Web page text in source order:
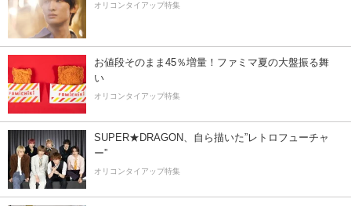
オリコンタイアップ特集
お値段そのまま45％増量！ファミマ夏の大盤振る舞
い
オリコンタイアップ特集
SUPER★DRAGON、自ら描いた”レトロフューチャ
ー”
オリコンタイアップ特集